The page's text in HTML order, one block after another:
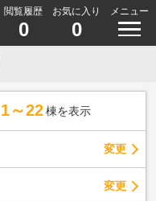
閲覧履歴
0
お気に入り
0
メニュー
1～22 棟を表示
変更
変更